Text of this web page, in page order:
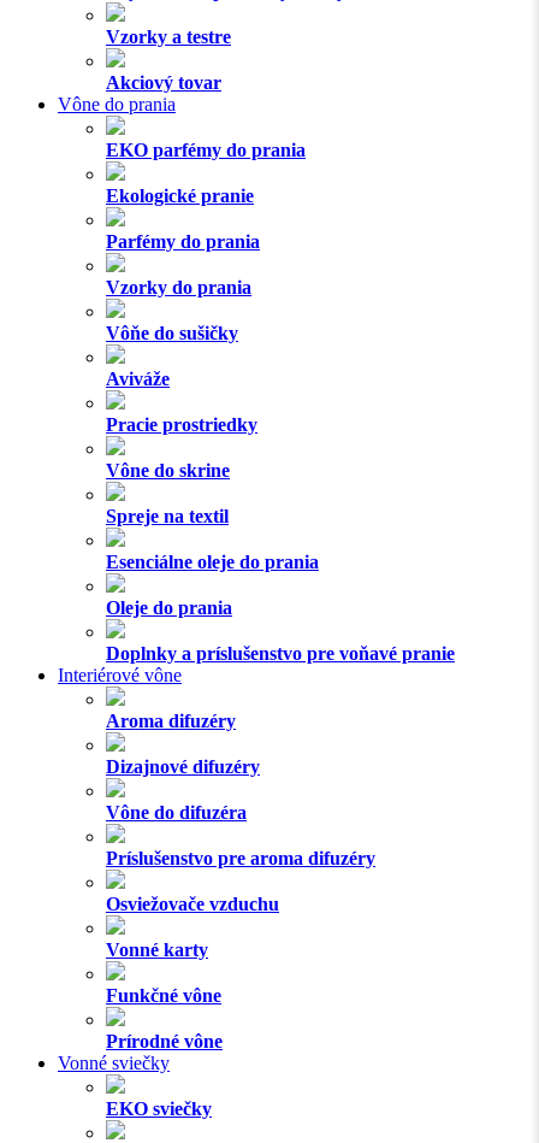
Vzorky a testre
Akciový tovar
Vône do prania
EKO parfémy do prania
Ekologické pranie
Parfémy do prania
Vzorky do prania
Vôňe do sušičky
Aviváže
Pracie prostriedky
Vône do skrine
Spreje na textil
Esenciálne oleje do prania
Oleje do prania
Doplnky a príslušenstvo pre voňavé pranie
Interiérové vône
Aroma difuzéry
Dizajnové difuzéry
Vône do difuzéra
Príslušenstvo pre aroma difuzéry
Osviežovače vzduchu
Vonné karty
Funkčné vône
Prírodné vône
Vonné sviečky
EKO sviečky